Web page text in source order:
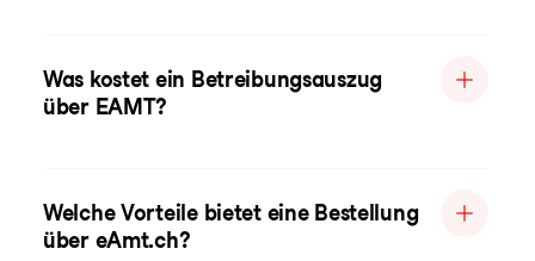
Was kostet ein Betreibungsauszug
über EAMT?
Welche Vorteile bietet eine Bestellung
über eAmt.ch?